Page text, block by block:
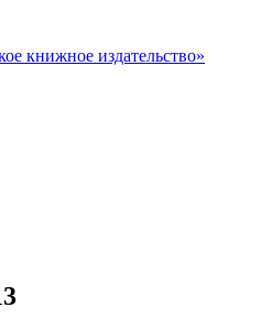
книжное издательство»